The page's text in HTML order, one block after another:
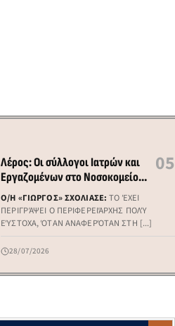
Λέρος: Οι σύλλογοι Ιατρών και
Εργαζομένων στο Νοσοκομείο
καλούν σε συγκέντρωση
διαμαρτυρίας
05
Ο/Η «ΓΙΩΡΓΟΣ» ΣΧΟΛΙΑΣΕ: ΤΟ ΈΧΕΙ
ΠΕΡΙΓΡΆΨΕΙ Ο ΠΕΡΙΦΕΡΕΙΆΡΧΗΣ ΠΟΛΎ
ΕΎΣΤΟΧΑ, ΌΤΑΝ ΑΝΑΦΕΡΌΤΑΝ ΣΤΗ [...]
28/07/2026